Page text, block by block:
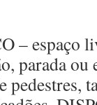
– espaço
parada ou